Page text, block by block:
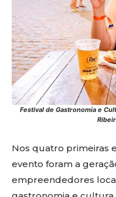
Festival de Gastronomia e
Nos quatro primeiras
evento foram a
empreendedores